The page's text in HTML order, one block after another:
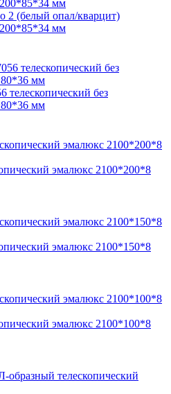
2 (белый опал/кварцит)
мм
телескопический без
мм
эмалюкс 2100*200*8
эмалюкс 2100*150*8
эмалюкс 2100*100*8